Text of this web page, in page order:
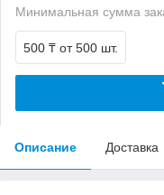
Минимальная сумма
500 ₸ от 500 шт.
Описание Доставка